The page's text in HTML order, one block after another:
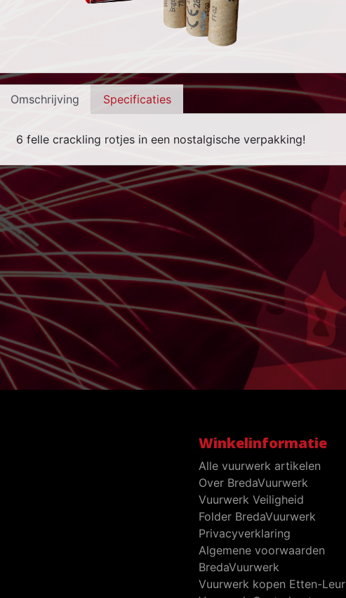
Omschrijving Specificaties
6 felle crackling rotjes in een nostalgische verpakking!
Winkelinformatie
Alle vuurwerk artikelen
Over BredaVuurwerk
Vuurwerk Veiligheid
Folder BredaVuurwerk
Privacyverklaring
Algemene voorwaarden
BredaVuurwerk
Vuurwerk kopen Etten-Leur